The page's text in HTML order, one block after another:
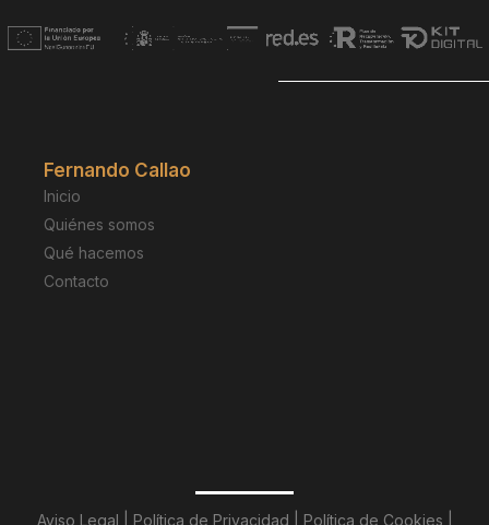
Fernando Callao
Inicio
Quiénes somos
Qué hacemos
Contacto
Aviso Legal Política de Privacidad Política de Cookies